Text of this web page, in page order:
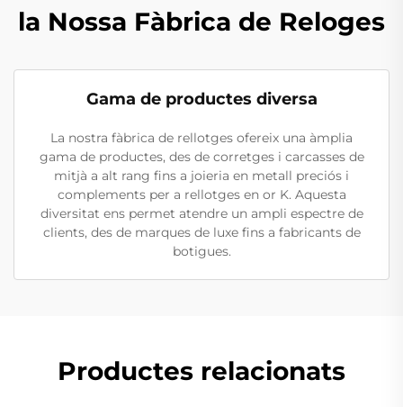
la Nossa Fàbrica de Reloges
Gama de productes diversa
La nostra fàbrica de rellotges ofereix una àmplia
gama de productes, des de corretges i carcasses de
mitjà a alt rang fins a joieria en metall preciós i
complements per a rellotges en or K. Aquesta
diversitat ens permet atendre un ampli espectre de
clients, des de marques de luxe fins a fabricants de
botigues.
Productes relacionats